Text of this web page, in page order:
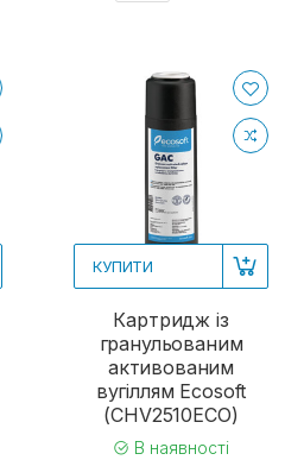
КУПИТИ
Картридж із
гранульованим
активованим
вугіллям Ecosoft
(CHV2510ECO)
В наявності